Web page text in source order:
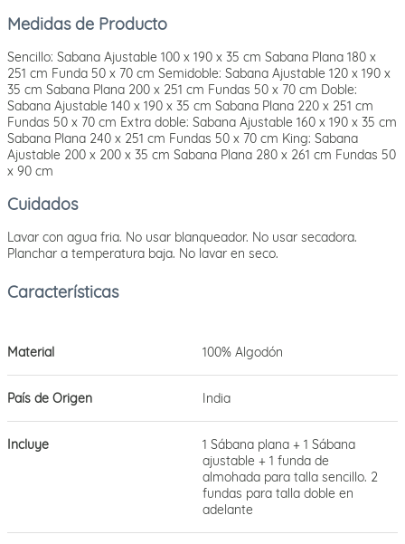
Medidas de Producto
Sencillo: Sabana Ajustable 100 x 190 x 35 cm Sabana Plana 180 x
251 cm Funda 50 x 70 cm Semidoble: Sabana Ajustable 120 x 190 x
35 cm Sabana Plana 200 x 251 cm Fundas 50 x 70 cm Doble:
Sabana Ajustable 140 x 190 x 35 cm Sabana Plana 220 x 251 cm
Fundas 50 x 70 cm Extra doble: Sabana Ajustable 160 x 190 x 35 cm
Sabana Plana 240 x 251 cm Fundas 50 x 70 cm King: Sabana
Ajustable 200 x 200 x 35 cm Sabana Plana 280 x 261 cm Fundas 50
x 90 cm
Cuidados
Lavar con agua fria. No usar blanqueador. No usar secadora.
Planchar a temperatura baja. No lavar en seco.
Material 100% Algodón
País de Origen India
Incluye
1 Sábana plana + 1 Sábana
ajustable + 1 funda de
almohada para talla sencillo. 2
fundas para talla doble en
adelante